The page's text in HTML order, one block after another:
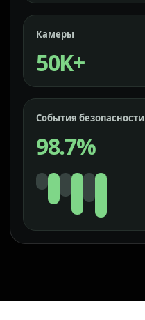
Камеры
50K+
События безопасности
98.7%